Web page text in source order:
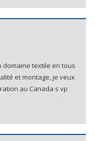
domaine textile en tous
et montage, je veux
au Canada s vp